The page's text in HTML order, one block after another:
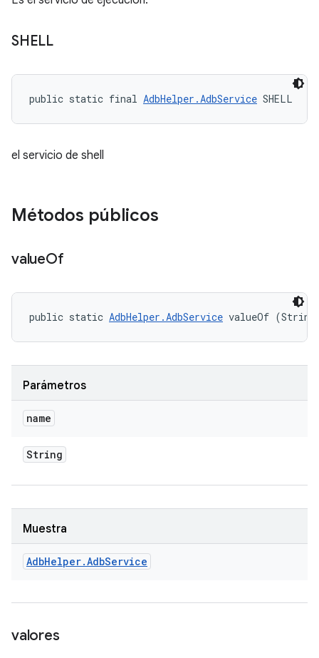
SHELL
public static final AdbHelper.AdbService SHELL
el servicio de shell
Métodos públicos
valueOf
public static AdbHelper.AdbService valueOf (String
Parámetros
name
String
Muestra
AdbHelper.AdbService
valores